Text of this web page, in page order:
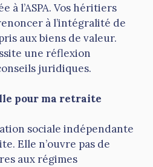
à l’ASPA. Vos héritiers
à l’intégralité de
aux biens de valeur.
une réflexion
juridiques.
pour ma retraite
sociale indépendante
Elle n’ouvre pas de
aux régimes